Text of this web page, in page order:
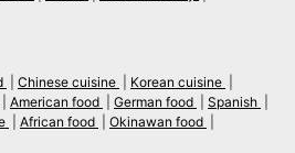
Chinese cuisine
Korean cuisine
American food German food
Spanish
African food
Okinawan food